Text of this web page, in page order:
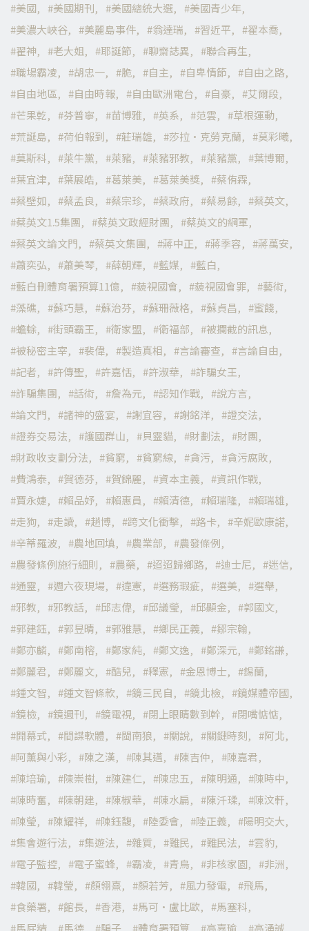
美國
美國期刊 美國總統大選
美國青少年
美濃大峽谷
美麗島事件 翁達瑞 習近平
翟本喬
翟神
老大姐 耶誕節 聊齋誌異
聯合再生
職場霸凌
胡忠一 脆 自主 自卑情節
自由之路
自由地區
自由時報 自由歐洲電台 自豪
艾爾段
芒果乾
芬普寧 苗博雅 英系 范雲
草根運動
荒誕島
荷伯報到 莊瑞雄 莎拉·克勞克蘭
莫彩曦
莫斯科
萊牛黨 萊豬 萊豬邪教 萊豬黨
葉博爾
葉宜津
葉展皓 葛萊美 葛萊美獎
蔡侑霖
蔡壁如
蔡孟良 蔡宗珍 蔡政府 蔡易餘
蔡英文
蔡英文1.5集團
蔡英文政經財團
蔡英文的網軍
蔡英文論文門
蔡英文集團 蔣中正 蔣季容
蔣萬安
蕭奕弘
蕭美琴 薛朝輝 藍媒
藍白
藍白刪體育署預算11億
藐視國會 藐視國會罪
藝術
藻礁
蘇巧慧 蘇治芬 蘇珊薇格 蘇貞昌
蜜餞
蟾蜍
街頭霸王 衛家盟 衛福部
被攔截的訊息
被秘密主宰
裴偉 製造真相 言論審查
言論自由
記者
許傳聖 許嘉恬 許淑華
詐騙女王
詐騙集團
話術 詹為元 認知作戰
說方言
論文門
諸神的盛宴 謝宜容 謝銘洋
證交法
證券交易法
護國群山 貝靈貓 財劃法
財團
財政收支劃分法
貧窮 貧窮線 貪污
貪污腐敗
費鴻泰
賀德芬 賀錦麗 資本主義
資訊作戰
賈永婕
賴品妤 賴惠員 賴清德 賴瑞隆
賴瑞雄
走狗
走讀 趙博 跨文化衝擊 路卡
辛妮歐康諾
辛蒂羅波
農地回填 農業部
農發條例
農發條例施行細則
農藥 迢迢歸鄉路 迪士尼
迷信
通靈
週六夜現場 違憲 選務瑕疵 選美
選舉
邪教
邪教話 邱志偉 邱議瑩 邱顯金
郭國文
郭建鈺
郭昱晴 郭雅慧 鄉民正義
鄒宗翰
鄭亦麟
鄭南榕 鄭家純 鄭文逸 鄭深元
鄭銘謙
鄭麗君
鄭麗文 酷兒 釋憲 金恩博士
錫蘭
鍾文智
鍾文智條款 鏡三民自 鏡北檢
鏡媒體帝國
鏡檢
鏡週刊 鏡電視 閉上眼睛數到幹
閉嘴惦惦
開幕式
間諜軟體 閩南狼 關說 關鍵時刻
阿北
阿薰與小彩
陳之漢 陳其邁 陳吉仲
陳嘉君
陳培瑜
陳崇樹 陳建仁 陳忠五 陳明通
陳時中
陳時奮
陳朝建 陳椒華 陳水扁 陳汘瑈
陳汶軒
陳瑩
陳耀祥 陳鈺馥 陸委會 陸正義
陽明交大
集會遊行法
集遊法 雜質 難民 難民法
雲豹
電子監控
電子蜜蜂 霸凌 青鳥 非核家園
非洲
韓國
韓瑩 顏翎熹 顏若芳 風力發電
飛馬
食藥署
館長 香港 馬可·盧比歐
馬塞科
馬屁精
馬德 騙子 體育署預算 高嘉瑜 高涌誠